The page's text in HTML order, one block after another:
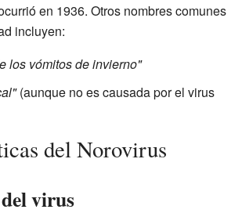
en 1936. Otros nombres comunes
incluyen:
los vómitos de invierno"
(aunque no es causada por el virus
del Norovirus
virus